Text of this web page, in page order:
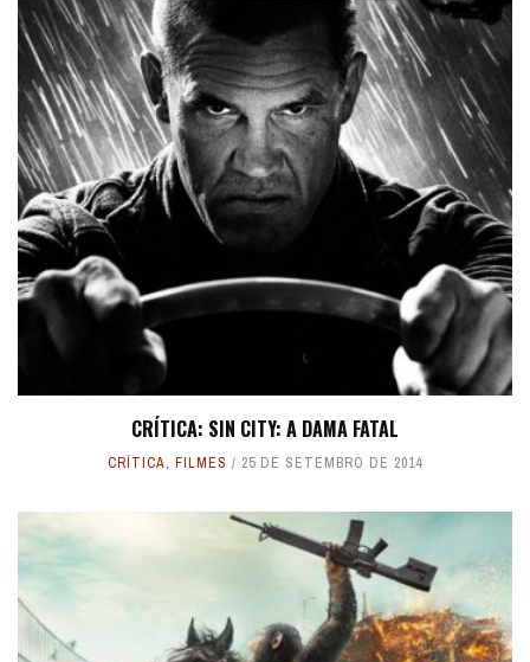
CRÍTICA: SIN CITY: A DAMA FATAL
CRÍTICA, FILMES 25 DE SETEMBRO DE 2014